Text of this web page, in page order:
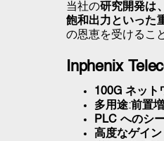
当社の研究開発は、
飽和出力といった
の恩恵を受けるこ
Inphenix
100G ネット
多用途:前置
PLC へのシ
高度なゲイ